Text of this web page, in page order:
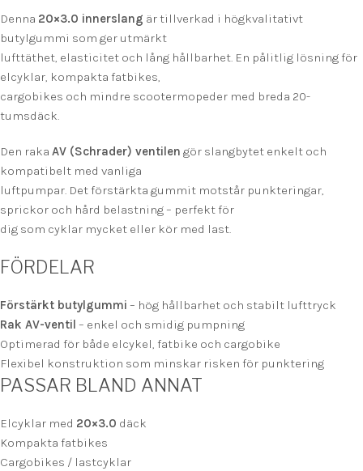
Denna 20×3.0 innerslang är tillverkad i högkvalitativt
butylgummi som ger utmärkt
lufttäthet, elasticitet och lång hållbarhet. En pålitlig lösning för
elcyklar, kompakta fatbikes,
cargobikes och mindre scootermopeder med breda 20-
tumsdäck.
Den raka AV (Schrader) ventilen gör slangbytet enkelt och
kompatibelt med vanliga
luftpumpar. Det förstärkta gummit motstår punkteringar,
sprickor och hård belastning – perfekt för
dig som cyklar mycket eller kör med last.
FÖRDELAR
Förstärkt butylgummi – hög hållbarhet och stabilt lufttryck
Rak AV-ventil – enkel och smidig pumpning
Optimerad för både elcykel, fatbike och cargobike
Flexibel konstruktion som minskar risken för punktering
PASSAR BLAND ANNAT
Elcyklar med 20×3.0 däck
Kompakta fatbikes
Cargobikes / lastcyklar